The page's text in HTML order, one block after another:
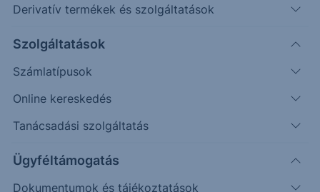
Derivatív termékek és szolgáltatások
Szolgáltatások
Számlatípusok
Online kereskedés
Tanácsadási szolgáltatás
Ügyféltámogatás
Dokumentumok és tájékoztatások
MERCEDES-BENZ
Visszahívási korlát / Kupon korlát
150%